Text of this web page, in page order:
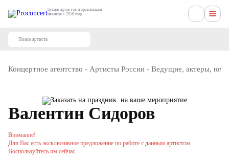
букинг артистов и организация
ивентов с 2010 года
Концертное агентство - Артисты России - Ведущие, актеры,
Валентин Сидоров
Внимание!
Для Вас есть эксклюзивное предложение по работе с данным артистом.
Воспользуйтесь им сейчас.